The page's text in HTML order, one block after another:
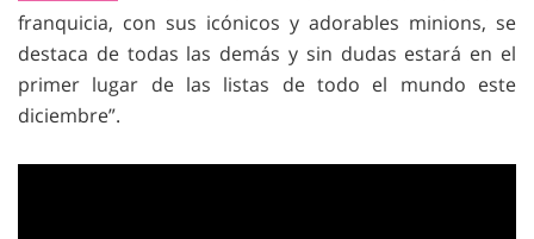
franquicia, con sus icónicos y adorables minions, se
destaca de todas las demás y sin dudas estará en el
primer lugar de las listas de todo el mundo este
diciembre”.